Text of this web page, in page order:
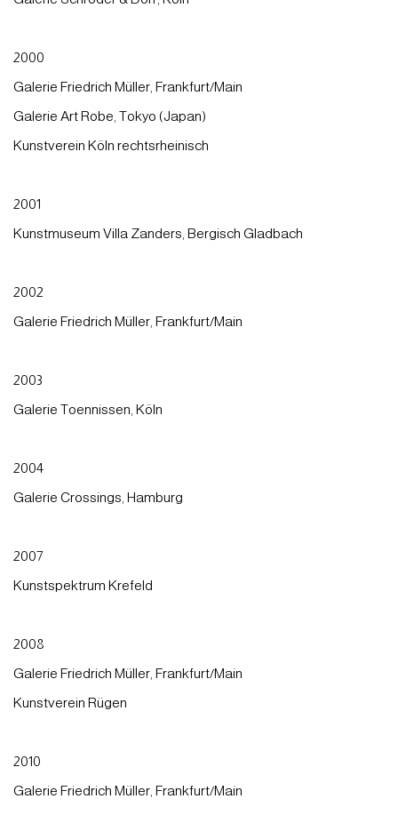
2000
Galerie Friedrich Müller, Frankfurt/Main
Galerie Art Robe, Tokyo (Japan)
Kunstverein Köln rechtsrheinisch
2001
Kunstmuseum Villa Zanders, Bergisch Gladbach
2002
Galerie Friedrich Müller, Frankfurt/Main
2003
Galerie Toennissen, Köln
2004
Galerie Crossings, Hamburg
2007
Kunstspektrum Krefeld
2008
Galerie Friedrich Müller, Frankfurt/Main
Kunstverein Rügen
2010
Galerie Friedrich Müller, Frankfurt/Main